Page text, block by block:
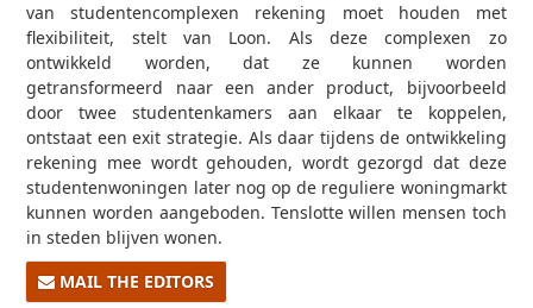
van studentencomplexen rekening moet houden met
flexibiliteit, stelt van Loon. Als deze complexen zo
ontwikkeld worden, dat ze kunnen worden
getransformeerd naar een ander product, bijvoorbeeld
door twee studentenkamers aan elkaar te koppelen,
ontstaat een exit strategie. Als daar tijdens de ontwikkeling
rekening mee wordt gehouden, wordt gezorgd dat deze
studentenwoningen later nog op de reguliere woningmarkt
kunnen worden aangeboden. Tenslotte willen mensen toch
in steden blijven wonen.
MAIL THE EDITORS